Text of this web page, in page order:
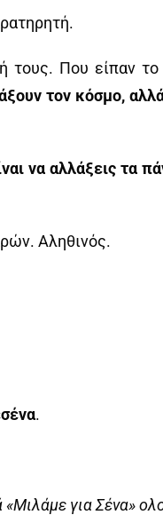
τους. Που είπαν
τον κόσμο,
να αλλάξεις τα
Αληθινός.
.
για Σένα»